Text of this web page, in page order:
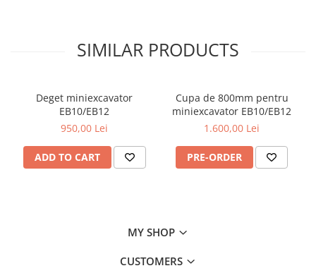
SIMILAR PRODUCTS
Deget miniexcavator
EB10/EB12
950,00 Lei
ADD TO CART
Cupa de 800mm pentru
miniexcavator EB10/EB12
1.600,00 Lei
PRE-ORDER
MY SHOP
CUSTOMERS